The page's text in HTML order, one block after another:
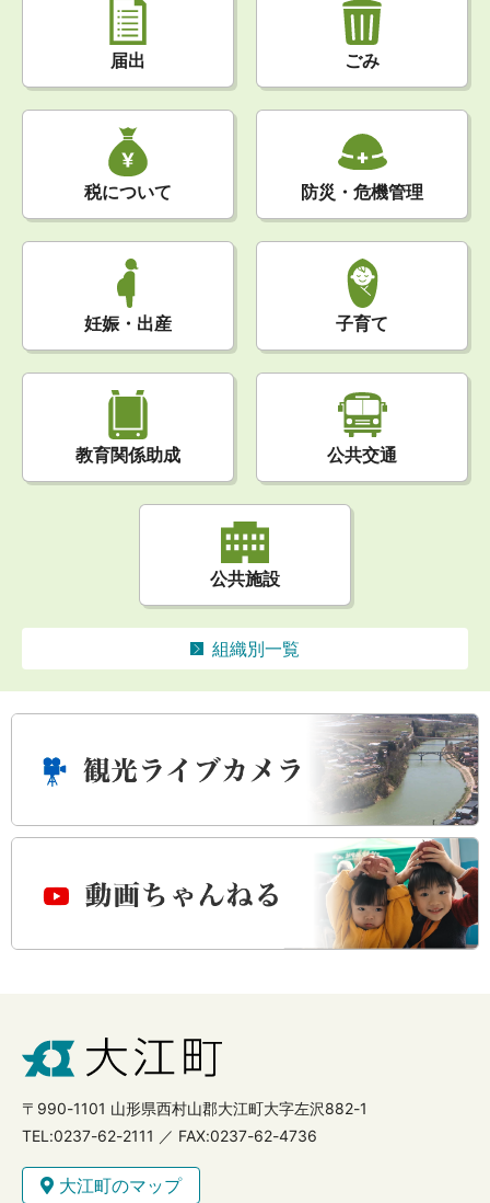
届出 ごみ
税について 防災・危機管理
妊娠・出産 子育て
教育関係助成 公共交通
公共施設
組織別一覧
〒990-1101 山形県西村山郡大江町大字左沢882-1
TEL:0237-62-2111 ／ FAX:0237-62-4736
大江町のマップ